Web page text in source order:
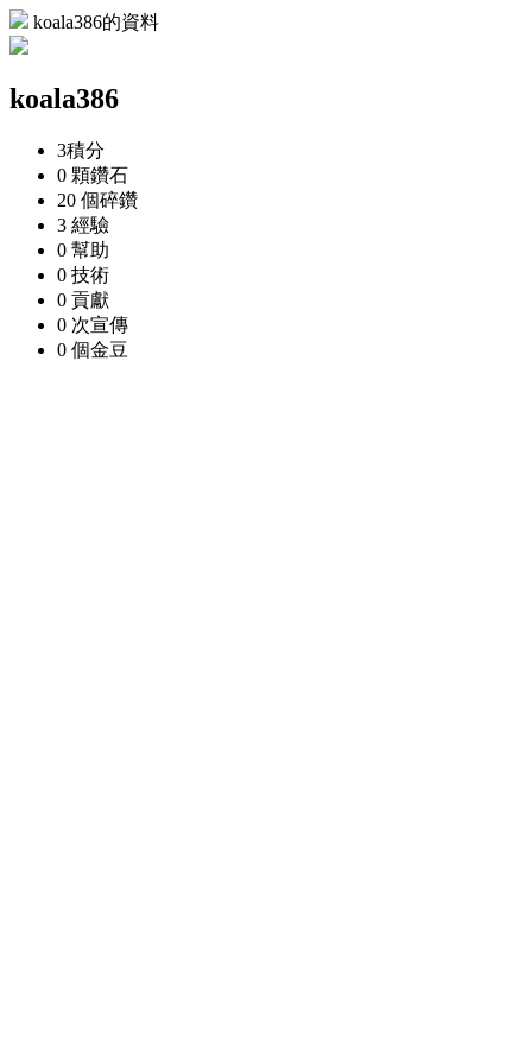
koala386的資料
koala386
3積分
0 顆鑽石
20 個碎鑽
3 經驗
0 幫助
0 技術
0 貢獻
0 次宣傳
0 個金豆